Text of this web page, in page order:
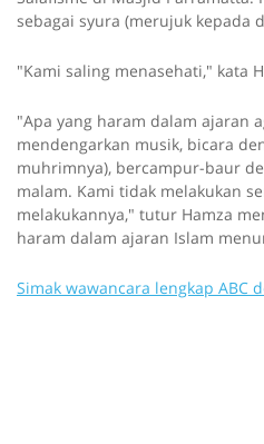
sebagai syura (merujuk kepada
"Kami saling menasehati," kata
"Apa yang haram dalam ajaran
mendengarkan musik, bicara
muhrimnya), bercampur-baur
malam. Kami tidak melakukan
melakukannya," tutur Hamza
haram dalam ajaran Islam
Simak wawancara lengkap ABC